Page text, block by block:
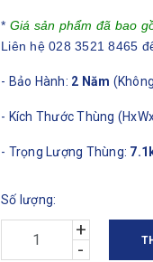
* Giá sản phẩm đã bao
Liên hệ 028 3521 8465
- Bảo Hành: 2 Năm
- Kích Thước Thùng
- Trọng Lượng Thùng:
Số lượng:
+
-